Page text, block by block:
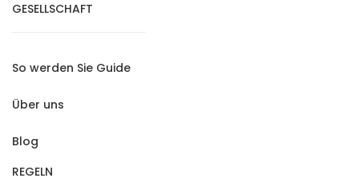
GESELLSCHAFT
So werden Sie Guide
Über uns
Blog
REGELN